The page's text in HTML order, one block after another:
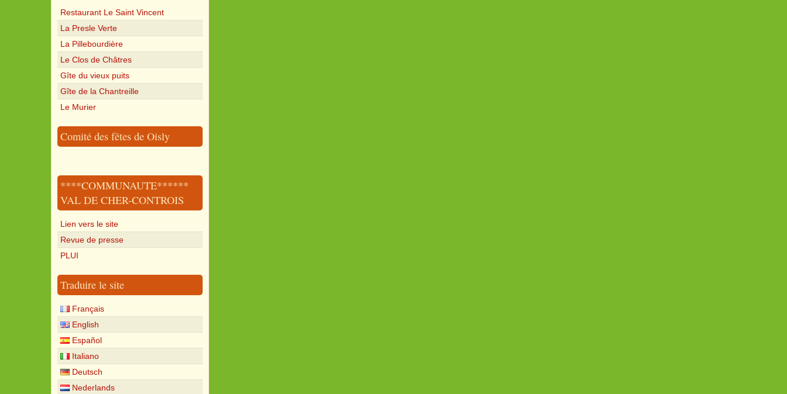
Restaurant Le Saint Vincent
La Presle Verte
La Pillebourdière
Le Clos de Châtres
Gîte du vieux puits
Gîte de la Chantreille
Le Murier
Comité des fêtes de Oisly
****COMMUNAUTE******
VAL DE CHER-CONTROIS
Lien vers le site
Revue de presse
PLUI
Traduire le site
Français
English
Español
Italiano
Deutsch
Nederlands